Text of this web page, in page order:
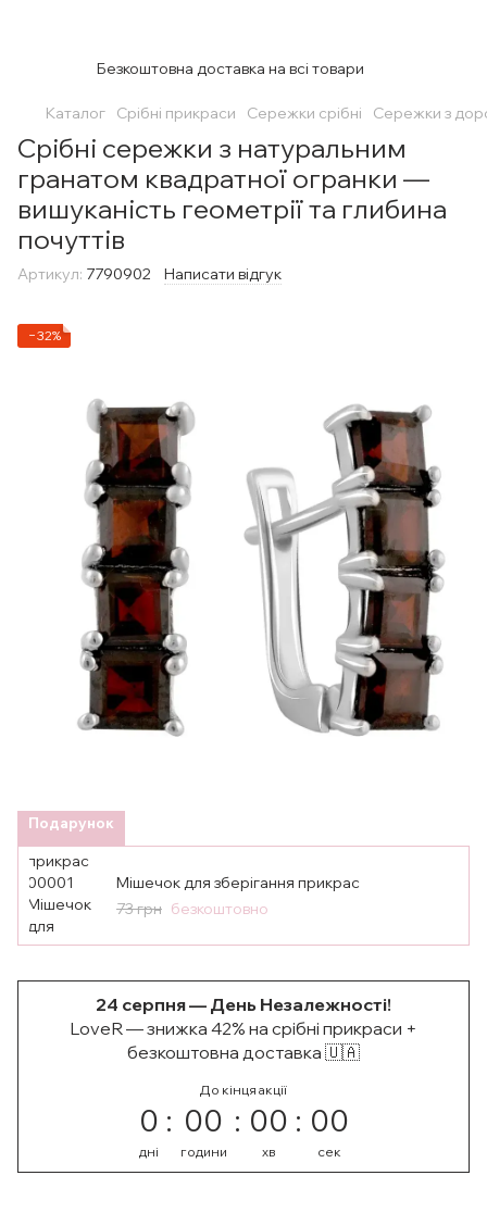
Безкоштовна доставка на всі товари
Каталог Срібні прикраси Сережки срібні Сережки з
Срібні сережки з натуральним
гранатом квадратної огранки —
вишуканість геометрії та глибина
почуттів
Артикул: 7790902 Написати відгук
−32%
Подарунок
Мішечок для зберігання прикрас
73 грн безкоштовно
24 серпня — День Незалежності!
LoveR — знижка 42% на срібні прикраси +
безкоштовна доставка 🇺🇦
До кінця акції
0
дні
00
години
00
хв
00
сек